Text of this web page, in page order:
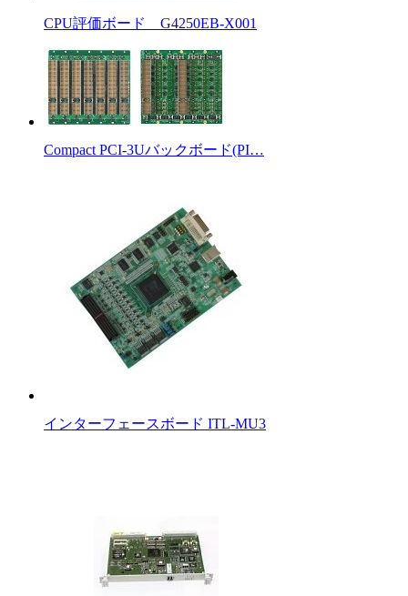
CPU評価ボード G4250EB-X001
Compact PCI-3Uバックボード(PI…
インターフェースボード ITL-MU3